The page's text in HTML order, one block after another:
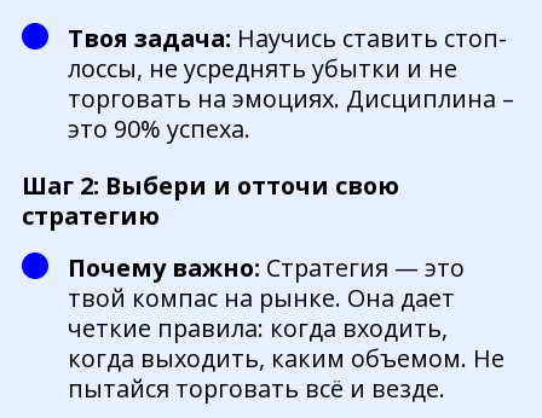
Твоя задача: Научись ставить стоп-
лоссы, не усреднять убытки и не
торговать на эмоциях. Дисциплина –
это 90% успеха.
Шаг 2: Выбери и отточи свою
стратегию
Почему важно: Стратегия — это
твой компас на рынке. Она дает
четкие правила: когда входить,
когда выходить, каким объемом. Не
пытайся торговать всё и везде.